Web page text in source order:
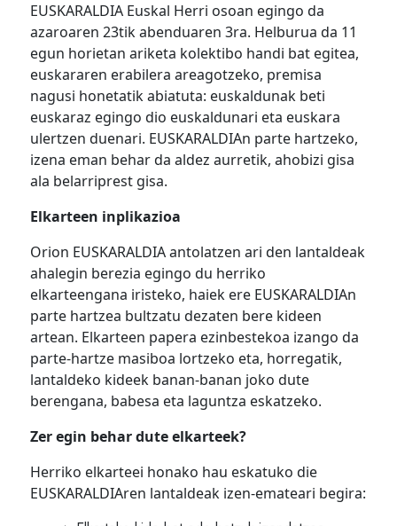
EUSKARALDIA Euskal Herri osoan egingo da
azaroaren 23tik abenduaren 3ra. Helburua da 11
egun horietan ariketa kolektibo handi bat egitea,
euskararen erabilera areagotzeko, premisa
nagusi honetatik abiatuta: euskaldunak beti
euskaraz egingo dio euskaldunari eta euskara
ulertzen duenari. EUSKARALDIAn parte hartzeko,
izena eman behar da aldez aurretik, ahobizi gisa
ala belarriprest gisa.
Elkarteen inplikazioa
Orion EUSKARALDIA antolatzen ari den lantaldeak
ahalegin berezia egingo du herriko
elkarteengana iristeko, haiek ere EUSKARALDIAn
parte hartzea bultzatu dezaten bere kideen
artean. Elkarteen papera ezinbestekoa izango da
parte-hartze masiboa lortzeko eta, horregatik,
lantaldeko kideek banan-banan joko dute
berengana, babesa eta laguntza eskatzeko.
Zer egin behar dute elkarteek?
Herriko elkarteei honako hau eskatuko die
EUSKARALDIAren lantaldeak izen-emateari begira: